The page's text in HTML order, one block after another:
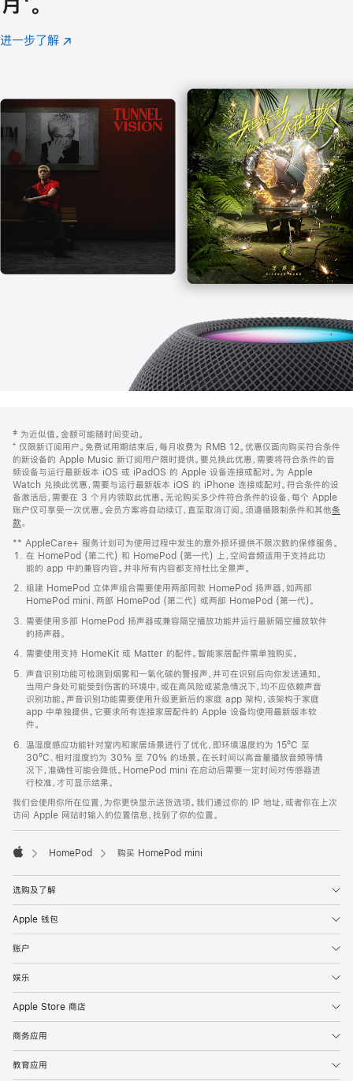
注
进一步了解 Apple
(在
口
中
打
开)
页
页
脚
注
‡ 为近似值。金额可能随时间变动。
⁺ 仅限新订阅用户。免费试用期结束后，每月收费为 RMB 12。优惠仅面向购买符合条件
的新设备的 Apple Music 新订阅用户限时提供。要兑换此优惠，需要将符合条件的音
频设备与运行最新版本 iOS 或 iPadOS 的 Apple 设备连接或配对。为 Apple
Watch 兑换此优惠，需要与运行最新版本 iOS 的 iPhone 连接或配对。符合条件的设
备激活后，需要在 3 个月内领取此优惠。无论购买多少件符合条件的设备，每个 Apple
账户仅可享受一次优惠。会员方案将自动续订，直至取消订阅。须遵循限制条件和其他条
款。
窗
口
中
打
开)
** AppleCare+ 服务计划可为使用过程中发生的意外损坏提供不限次数的保修服务。
在 HomePod (第二代) 和 HomePod (第一代) 上，空间音频适用于支持此功
能的 app 中的兼容内容。并非所有内容都支持杜比全景声。
组建 HomePod 立体声组合需要使用两部同款 HomePod 扬声器，如两部
HomePod mini、两部 HomePod (第二代) 或两部 HomePod (第一代)。
需要使用多部 HomePod 扬声器或兼容隔空播放功能并运行最新隔空播放软件
的扬声器。
需要使用支持 HomeKit 或 Matter 的配件。智能家居配件需单独购买。
声音识别功能可检测到烟雾和一氧化碳的警报声，并可在识别后向你发送通知。
当用户身处可能受到伤害的环境中，或在高风险或紧急情况下，均不应依赖声音
识别功能。声音识别功能需要使用升级更新后的家庭 app 架构，该架构于家庭
app 中单独提供。它要求所有连接家居配件的 Apple 设备均使用最新版本软
件。
温湿度感应功能针对室内和家居场景进行了优化，即环境温度约为 15ºC 至
30ºC、相对湿度约为 30% 至 70% 的场景。在长时间以高音量播放音频等情
况下，准确性可能会降低。HomePod mini 在启动后需要一定时间对传感器进
行校准，才可显示结果。
我们会使用你所在位置，为你更快显示送货选项。我们通过你的 IP 地址，或者你在上次
访问 Apple 网站时输入的位置信息，找到了你的位置。
HomePod 购买 HomePod mini
选购及了解
Apple 钱包
账户
娱乐
Apple Store 商店
商务应用
教育应用